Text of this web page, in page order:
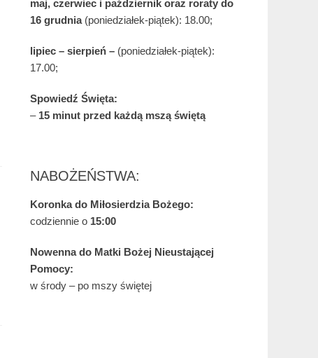
maj, czerwiec i październik oraz roraty do
16 grudnia (poniedziałek-piątek): 18.00;
lipiec – sierpień – (poniedziałek-piątek):
17.00;
Spowiedź Święta:
– 15 minut przed każdą mszą świętą
NABOŻEŃSTWA:
Koronka do Miłosierdzia Bożego:
codziennie o 15:00
Nowenna do Matki Bożej Nieustającej
Pomocy:
w środy – po mszy świętej